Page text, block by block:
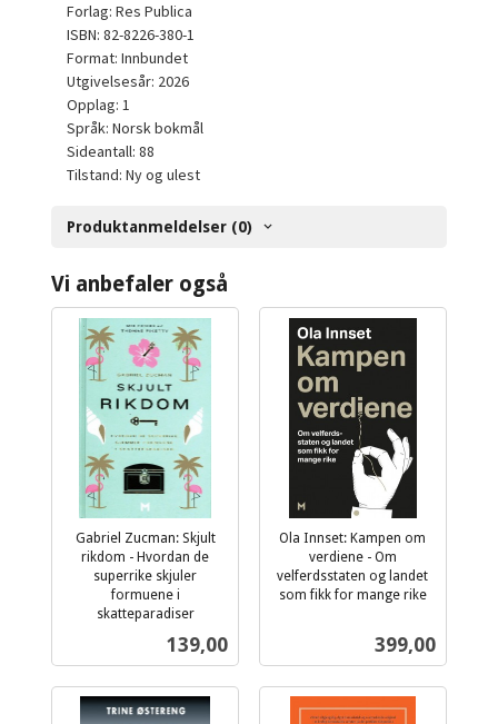
Forlag: Res Publica
ISBN: 82-8226-380-1
Format: Innbundet
Utgivelsesår: 2026
Opplag: 1
Språk: Norsk bokmål
Sideantall: 88
Tilstand: Ny og ulest
Produktanmeldelser (0)
Vi anbefaler også
Gabriel Zucman: Skjult
rikdom - Hvordan de
superrike skjuler
formuene i
skatteparadiser
Pris
139,00
Ola Innset: Kampen om
verdiene - Om
velferdsstaten og landet
som fikk for mange rike
Pris
399,00